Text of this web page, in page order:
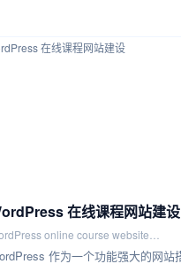
在线课程网站建设
online course website